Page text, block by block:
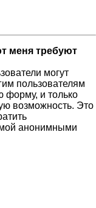
меня требуют
могут
пользователям
форму, и только
возможность. Это
анонимными